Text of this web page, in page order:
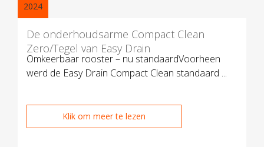
2024
De onderhoudsarme Compact Clean
Zero/Tegel van Easy Drain
Omkeerbaar rooster – nu standaardVoorheen
werd de Easy Drain Compact Clean standaard ...
Klik om meer te lezen